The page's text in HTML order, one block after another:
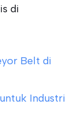
di
Belt di
Industri